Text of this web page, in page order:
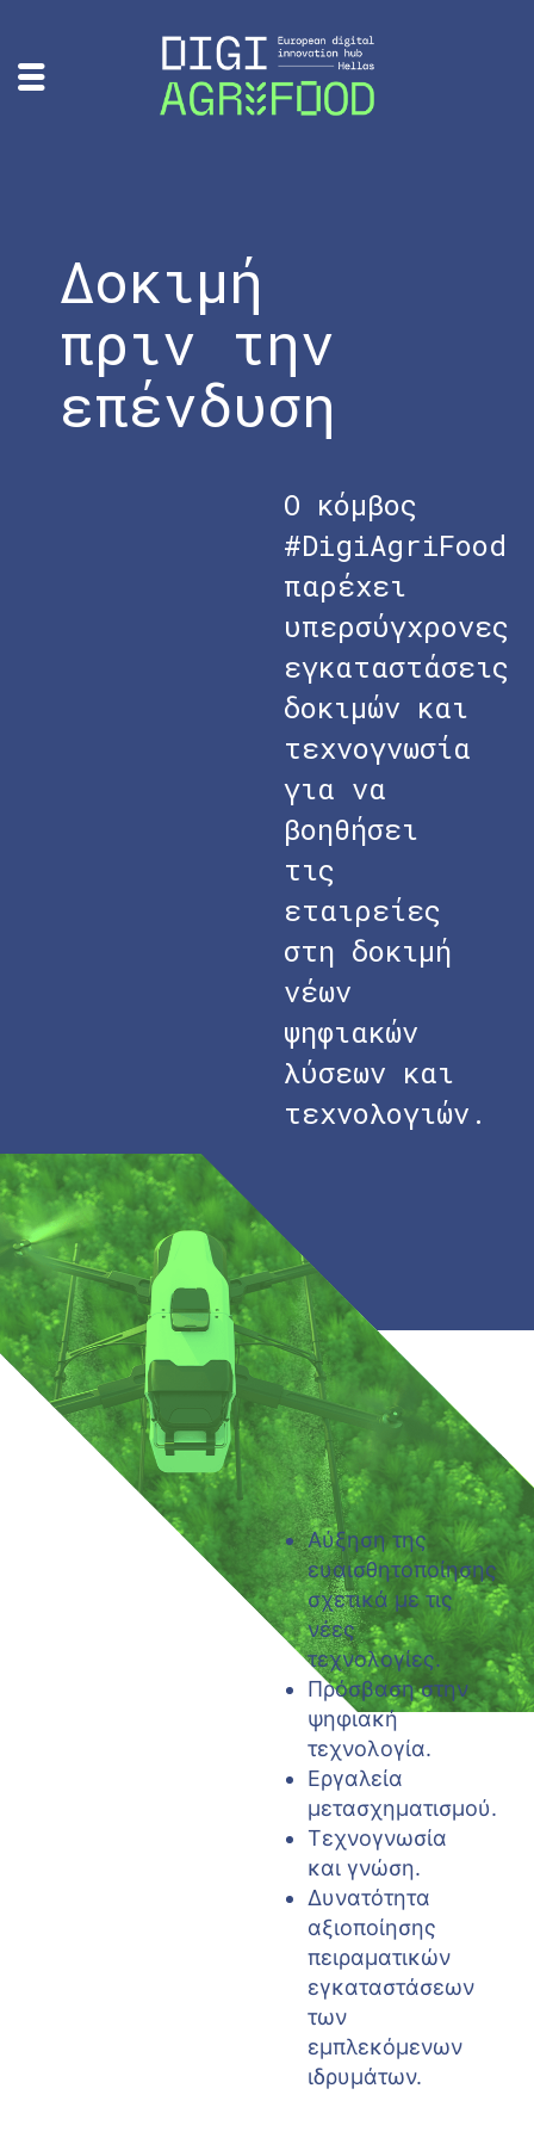
Δοκιμή
πριν την
επένδυση
Ο κόμβος
#DigiAgriFood
παρέχει
υπερσύγχρονες
εγκαταστάσεις
δοκιμών και
τεχνογνωσία
για να
βοηθήσει
τις
εταιρείες
στη δοκιμή
νέων
ψηφιακών
λύσεων και
τεχνολογιών.
Αύξηση της
ευαισθητοποίησης
σχετικά με τις
νέες
τεχνολογίες.
Πρόσβαση στην
ψηφιακή
τεχνολογία.
Εργαλεία
μετασχηματισμού.
Τεχνογνωσία
και γνώση.
Δυνατότητα
αξιοποίησης
πειραματικών
εγκαταστάσεων
των
εμπλεκόμενων
ιδρυμάτων.